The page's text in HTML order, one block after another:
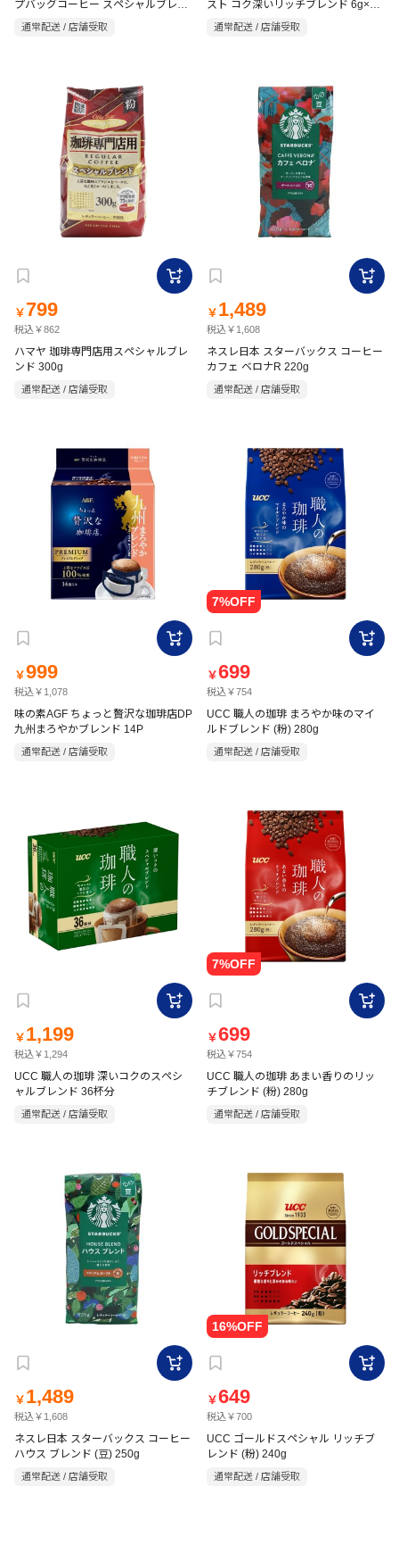
プバッグコーヒー スペシャルブレン
ド 18袋入
通常配送 / 店舗受取
スト コク深いリッチブレンド 6g×15
袋
通常配送 / 店舗受取
￥ 799
税込￥862
ハマヤ 珈琲専門店用スペシャルブレ
ンド 300g
通常配送 / 店舗受取
￥ 1,489
税込￥1,608
ネスレ日本 スターバックス コーヒー
カフェ ベロナR 220g
通常配送 / 店舗受取
￥999
税込￥1,078
味の素AGF ちょっと贅沢な珈琲店DP
九州まろやかブレンド 14P
通常配送 / 店舗受取
￥699
税込￥754
UCC 職人の珈琲 まろやか味のマイ
ルドブレンド (粉) 280g
通常配送 / 店舗受取
￥ 1,199
税込￥1,294
UCC 職人の珈琲 深いコクのスペシ
ャルブレンド 36杯分
通常配送 / 店舗受取
￥699
税込￥754
UCC 職人の珈琲 あまい香りのリッ
チブレンド (粉) 280g
通常配送 / 店舗受取
￥ 1,489
税込￥1,608
ネスレ日本 スターバックス コーヒー
ハウス ブレンド (豆) 250g
通常配送 / 店舗受取
￥649
税込￥700
UCC ゴールドスペシャル リッチブ
レンド (粉) 240g
通常配送 / 店舗受取